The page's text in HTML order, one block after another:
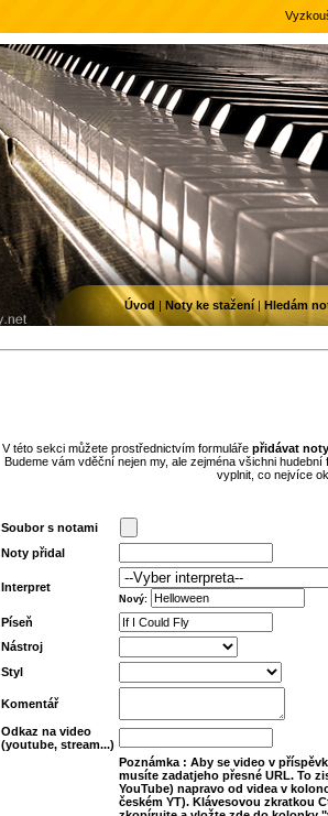
V této sekci můžete prostřednictvím formuláře přidávat noty
Budeme vám vděční nejen my, ale zejména všichni
vyplnit, co nejvíce
Soubor s notami
Noty přidal
Interpret
Nový:
Píseň
Nástroj
Styl
Komentář
Odkaz na video
(youtube, stream...)
Poznámka : Aby se video v
musíte zadatjeho přesné URL. To
YouTube) napravo od videa v
českém YT). Klávesovou zkratkou
Úvod | Noty ke stažení| Hledám